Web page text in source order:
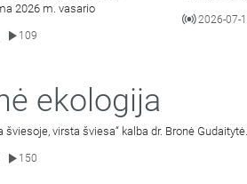
2026 m. vasario
109
2026-07-
ekologija
šviesoje, virsta šviesa“ kalba dr. Bronė Gudaitytė.
150